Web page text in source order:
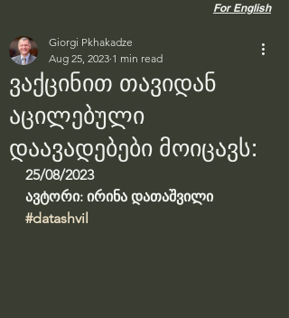
For English
ვაქცინით თავიდან
აცილებული
დაავადებები მოიცავს:
Giorgi Pkhakadze
Aug 25, 2023 1 min read
25/08/2023
ავტორი: ირინა დათაშვილი
#datashvil